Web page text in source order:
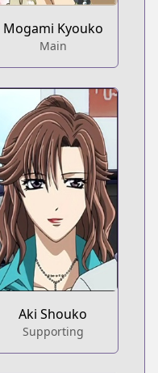
Mogami Kyouko
Main
Aki Shouko
Supporting